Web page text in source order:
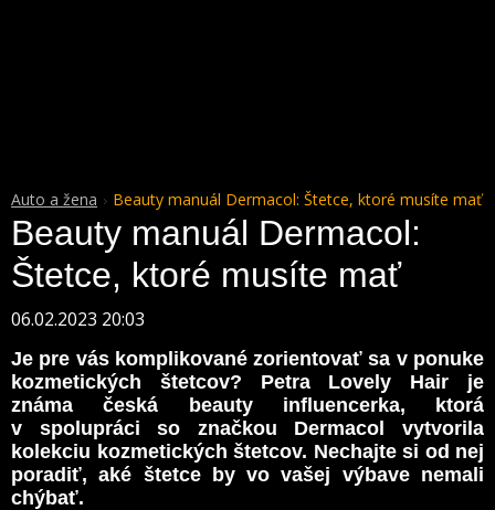
Auto a žena Beauty manuál Dermacol: Štetce, ktoré musíte mať
Beauty manuál Dermacol:
Štetce, ktoré musíte mať
06.02.2023 20:03
Je pre vás komplikované zorientovať sa v ponuke
kozmetických štetcov? Petra Lovely Hair je
známa česká beauty influencerka, ktorá
v spolupráci so značkou Dermacol vytvorila
kolekciu kozmetických štetcov. Nechajte si od nej
poradiť, aké štetce by vo vašej výbave nemali
chýbať.